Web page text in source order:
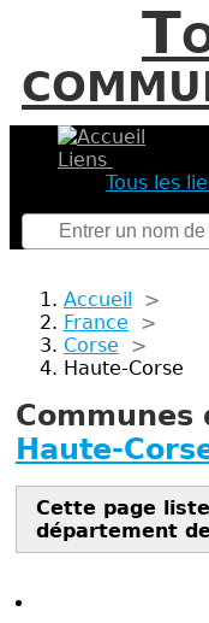
Liens
Tous les
Accueil
>
France
>
Corse
>
Haute-Corse
Haute-
Cette page
département